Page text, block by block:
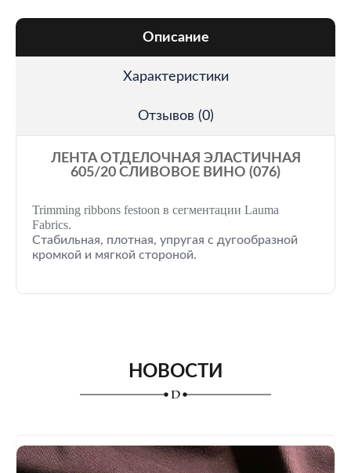
Описание
Характеристики
Отзывов (0)
ЛЕНТА ОТДЕЛОЧНАЯ ЭЛАСТИЧНАЯ
605/20 СЛИВОВОЕ ВИНО (076)
Trimming ribbons festoon в сегментации Lauma
Fabrics.
Стабильная, плотная, упругая с дугообразной
кромкой и мягкой стороной.
НОВОСТИ